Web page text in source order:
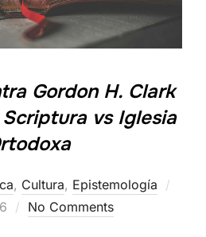
Gordon H. Clark
vs Iglesia
, Cultura, Epistemología
No Comments